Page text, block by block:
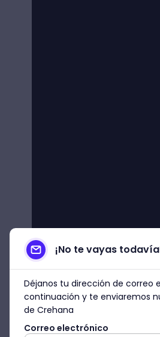
¡No te vayas
Déjanos tu dirección de correo
continuación y te enviaremos
de Crehana
Correo electrónico